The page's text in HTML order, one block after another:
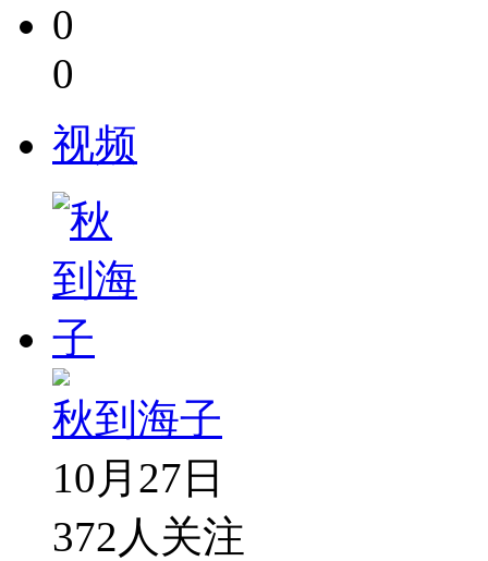
0
0
视频
秋到海子
10月27日
372 人关注